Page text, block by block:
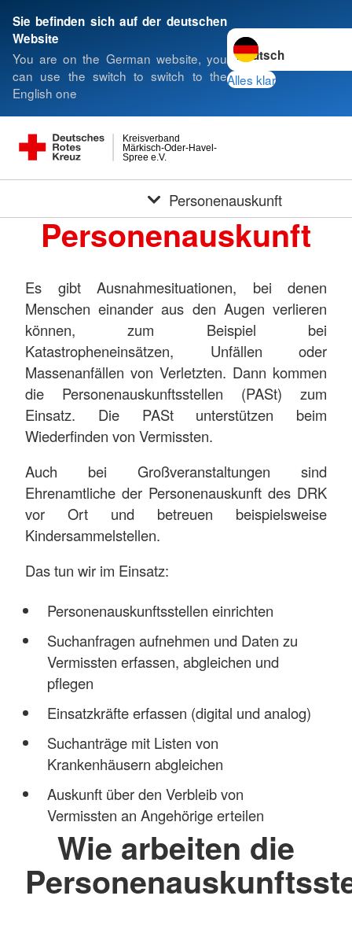
Sie befinden sich auf der deutschen
Website
You are on the German website, you
can use the switch to switch to the
English one
Sprache wechseln zu
Alles klar
Spree e.V.
Märkisch-Oder-Havel-
Kreisverband
Personenauskunft
Personenauskunft
Es gibt Ausnahmesituationen, bei denen
Menschen einander aus den Augen verlieren
können, zum Beispiel bei
Katastropheneinsätzen, Unfällen oder
Massenanfällen von Verletzten. Dann kommen
die Personenauskunftsstellen (PASt) zum
Einsatz. Die PASt unterstützen beim
Wiederfinden von Vermissten.
Auch bei Großveranstaltungen sind
Ehrenamtliche der Personenauskunft des DRK
vor Ort und betreuen beispielsweise
Kindersammelstellen.
Das tun wir im Einsatz:
Personenauskunftsstellen einrichten
Suchanfragen aufnehmen und Daten zu
Vermissten erfassen, abgleichen und
pflegen
Einsatzkräfte erfassen (digital und analog)
Suchanträge mit Listen von
Krankenhäusern abgleichen
Auskunft über den Verbleib von
Vermissten an Angehörige erteilen
Wie arbeiten die